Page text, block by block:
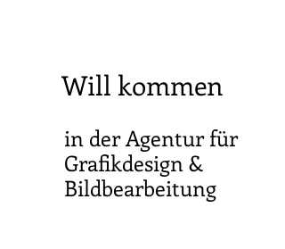
Will kommen
in derAgenturfür
Grafikdesign &
Bildbearbeitung